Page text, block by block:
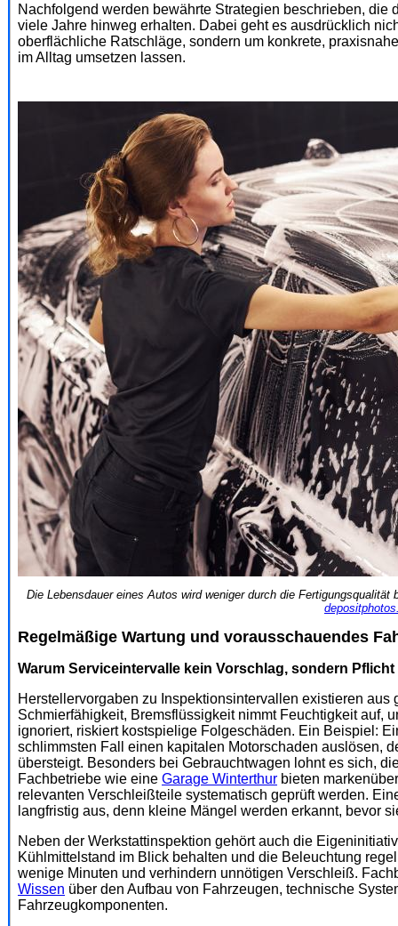
Nachfolgend werden bewährte Strategien beschrieben,
viele Jahre hinweg erhalten. Dabei geht es ausdrücklich
oberflächliche Ratschläge, sondern um konkrete,
im Alltag umsetzen lassen.
Die Lebensdauer eines Autos wird weniger durch die
Regelmäßige Wartung und vorausschauendes
Warum Serviceintervalle kein Vorschlag, sondern
Herstellervorgaben zu Inspektionsintervallen existieren aus
Schmierfähigkeit, Bremsflüssigkeit nimmt Feuchtigkeit auf,
ignoriert, riskiert kostspielige Folgeschäden. Ein Beispiel:
schlimmsten Fall einen kapitalen Motorschaden auslösen,
übersteigt. Besonders bei Gebrauchtwagen lohnt es sich,
Fachbetriebe wie eine Garage Winterthur bieten
relevanten Verschleißteile systematisch geprüft werden.
langfristig aus, denn kleine Mängel werden erkannt, bevor
Neben der Werkstattinspektion gehört auch die
Kühlmittelstand im Blick behalten und die Beleuchtung
wenige Minuten und verhindern unnötigen Verschleiß.
Wissen über den Aufbau von Fahrzeugen, technische
Fahrzeugkomponenten.